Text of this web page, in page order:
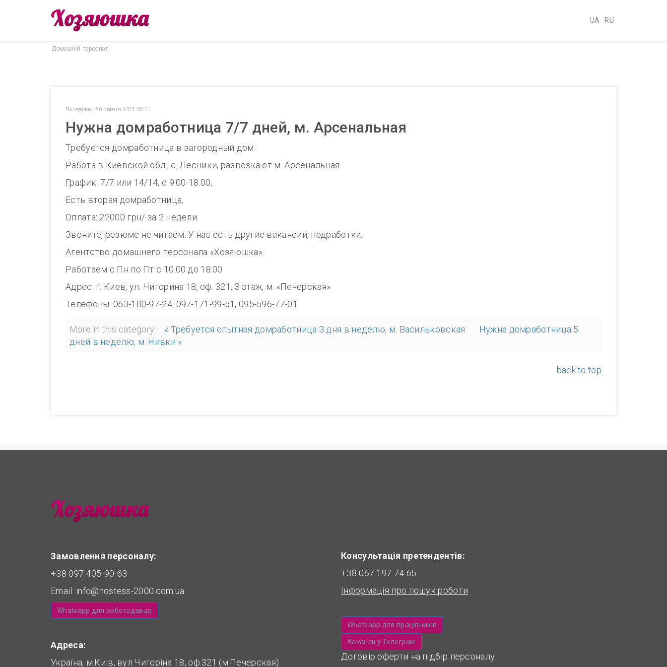
UA RU
Домашнiй персонал
Понеділок, 26 квітня 2021 08:11
Нужна домработница 7/7 дней, м. Арсенальная
Требуется домработница в загородный дом.
Работа в Киевской обл., с. Лесники, развозка от м. Арсенальная.
График 7/7 или 14/14, с 9.00-18.00,
Есть вторая домработница,
Оплата: 22000 грн/ за 2 недели.
Звоните, резюме не читаем. У нас есть другие вакансии, подработки.
Агентство домашнего персонала «Хозяюшка».
Работаем с Пн по Пт с 10.00 до 18.00
Адрес: г. Киев, ул. Чигорина 18, оф. 321, 3 этаж, м. «Печерская»
Телефоны: 063-180-97-24, 097-171-99-51, 095-596-77-01
More in this category: « Требуется опытная домработница 3 дня в неделю, м. Васильковская
Нужна домработница 5
дней в неделю, м. Нивки »
back to top
Замовлення персоналу:
+38 097 405-90-63
Email: info@hostess-2000.com.ua
Whatsapp для роботодавця
Адреса:
Україна, м.Київ, вул.Чигоріна 18, оф.321 (м.Печерская)
Консультація претендентів:
+38 067 197 74 65
Інформація про пошук роботи
Whatsapp для працівників
Вакансії у Телеграм
Договір оферти на підбір персоналу